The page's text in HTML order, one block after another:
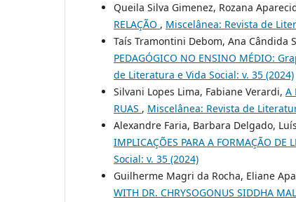
Queila Silva Gimenez, Rozana
RELAÇÃO , Miscelânea: Revista de
Taís Tramontini Debom, Ana Cândida
PEDAGÓGICO NO ENSINO MÉDIO:
de Literatura e Vida Social: v. 35 (2024)
Silvani Lopes Lima, Fabiane Verardi, A
RUAS , Miscelânea: Revista de
Alexandre Faria, Barbara Delgado,
IMPLICAÇÕES PARA A FORMAÇÃO DE
Social: v. 35 (2024)
Guilherme Magri da Rocha, Eliane
WITH DR. CHRYSOGONUS SIDDHA